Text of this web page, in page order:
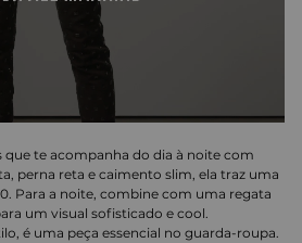
que te acompanha do dia à noite com
perna reta e caimento slim, ela traz uma
Para a noite, combine com uma regata
um visual sofisticado e cool.
é uma peça essencial no guarda-roupa.